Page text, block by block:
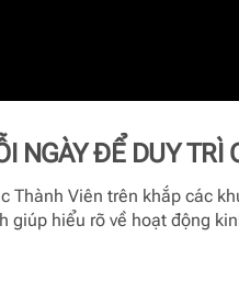
NGÀY ĐỂ DUY
Viên trên khắp các
giúp hiểu rõ về hoạt động